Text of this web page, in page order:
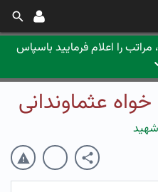
را اعلام فرمایید باسپاس
عثماوندانی
شهید